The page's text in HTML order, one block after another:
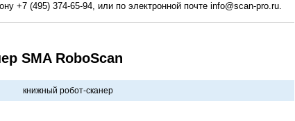
+7 (495) 374-65-94, или по электронной почте info@scan-pro.ru.
SMA RoboScan
книжный робот-сканер